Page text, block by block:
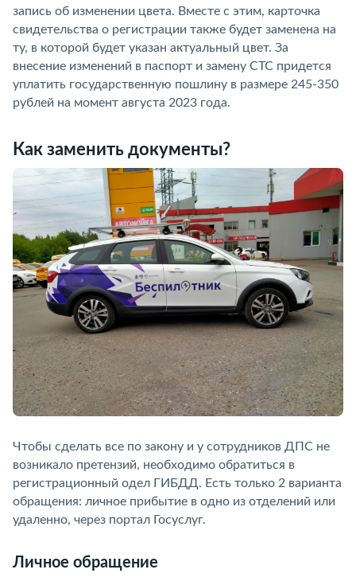
запись об изменении цвета. Вместе с этим, карточка
свидетельства о регистрации также будет заменена на
ту, в которой будет указан актуальный цвет. За
внесение изменений в паспорт и замену СТС придется
уплатить государственную пошлину в размере 245-350
рублей на момент августа 2023 года.
Как заменить документы?
Чтобы сделать все по закону и у сотрудников ДПС не
возникало претензий, необходимо обратиться в
регистрационный одел ГИБДД. Есть только 2 варианта
обращения: личное прибытие в одно из отделений или
удаленно, через портал Госуслуг.
Личное обращение